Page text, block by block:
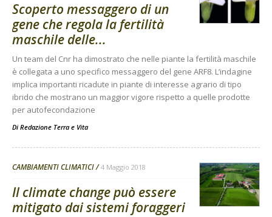
Scoperto messaggero di un
gene che regola la fertilità
maschile delle...
Un team del Cnr ha dimostrato che nelle piante la fertilità maschile
è collegata a uno specifico messaggero del gene ARF8. L’indagine
implica importanti ricadute in piante di interesse agrario di tipo
ibrido che mostrano un maggior vigore rispetto a quelle prodotte
per autofecondazione
Di Redazione Terra e Vita
CAMBIAMENTI CLIMATICI 4 Maggio 2018
Il climate change può essere
mitigato dai sistemi foraggeri